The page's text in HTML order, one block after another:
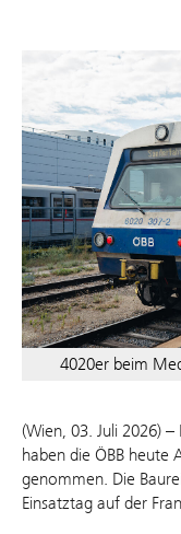
4020er beim
(Wien, 03. Juli 2026)
haben die ÖBB heute
genommen. Die
Einsatztag auf der